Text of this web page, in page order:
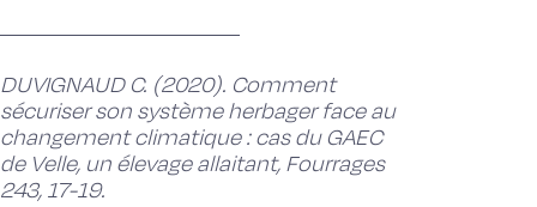
DUVIGNAUD C. (2020). Comment
sécuriser son système herbager face au
changement climatique : cas du GAEC
de Velle, un élevage allaitant, Fourrages
243, 17-19.